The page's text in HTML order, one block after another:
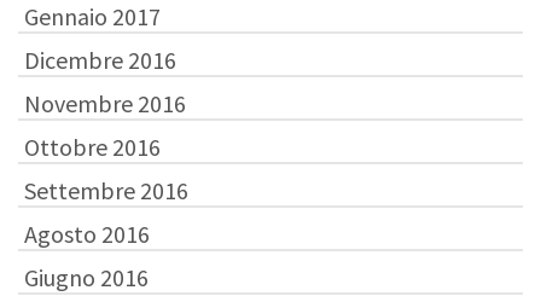
Gennaio 2017
Dicembre 2016
Novembre 2016
Ottobre 2016
Settembre 2016
Agosto 2016
Giugno 2016